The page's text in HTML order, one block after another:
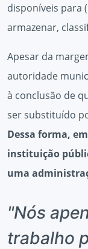
disponíveis para
armazenar,
Apesar da
autoridade
à conclusão de
ser substituído
Dessa forma,
instituição
uma
"Nós
trabalho